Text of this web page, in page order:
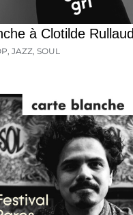
à Clotilde Rullaud
, JAZZ, SOUL